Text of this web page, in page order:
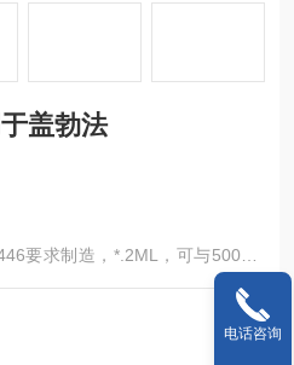
盖勃法
要求制造，*.2ML，可与500ML
电话咨询